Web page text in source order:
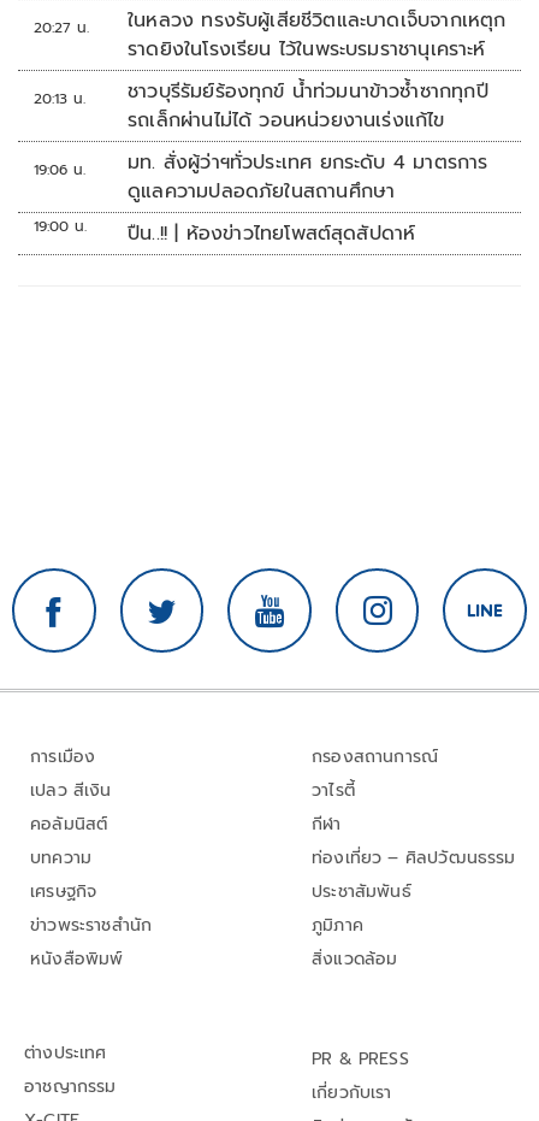
20:27 น.
ในหลวง ทรงรับผู้เสียชีวิตและบาดเจ็บจากเหตุก
ราดยิงในโรงเรียน ไว้ในพระบรมราชานุเคราะห์
20:13 น.
ชาวบุรีรัมย์ร้องทุกข์ น้ำท่วมนาข้าวซ้ำซากทุกปี
รถเล็กผ่านไม่ได้ วอนหน่วยงานเร่งแก้ไข
19:06 น.
มท. สั่งผู้ว่าฯทั่วประเทศ ยกระดับ 4 มาตรการ
ดูแลความปลอดภัยในสถานศึกษา
19:00 น. ปืน..!! | ห้องข่าวไทยโพสต์สุดสัปดาห์
การเมือง
เปลว สีเงิน
คอลัมนิสต์
บทความ
เศรษฐกิจ
ข่าวพระราชสำนัก
หนังสือพิมพ์
กรองสถานการณ์
วาไรตี้
กีฬา
ท่องเที่ยว – ศิลปวัฒนธรรม
ประชาสัมพันธ์
ภูมิภาค
สิ่งแวดล้อม
ต่างประเทศ
อาชญากรรม
PR & PRESS
เกี่ยวกับเรา